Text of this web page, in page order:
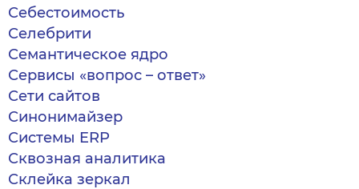
Себестоимость
Селебрити
Семантическое ядро
Сервисы «вопрос – ответ»
Сети сайтов
Синонимайзер
Системы ERP
Сквозная аналитика
Склейка зеркал